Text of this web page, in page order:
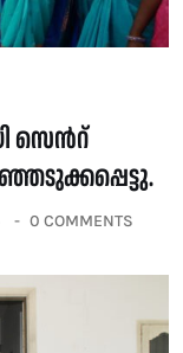
സെൻറ്
0 COMMENTS